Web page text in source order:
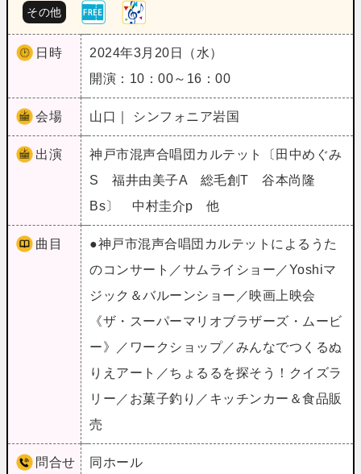
その他
日時
2024年3月20日（水）
開演：10：00～16：00
会場 山口｜ シンフォニア岩国
出演
神戸市混声合唱団カルテット〔田中めぐみ
S 福井由美子A 総毛創T 谷本尚隆
Bs〕 中村圭介p 他
曲目
●神戸市混声合唱団カルテットによるうた
のコンサート／サムライショー／Yoshiマ
ジック＆バルーンショー／映画上映会
《ザ・スーパーマリオブラザーズ・ムービ
ー》／ワークショップ／みんなでつくるぬ
りえアート／ちょるるを探そう！クイズラ
リー／お菓子釣り／キッチンカー＆食品販
売
問合せ
同ホール